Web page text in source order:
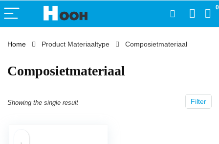
0
Home Product Materiaaltype ‎Composietmateriaal
‎Composietmateriaal
Filter
Showing the single result